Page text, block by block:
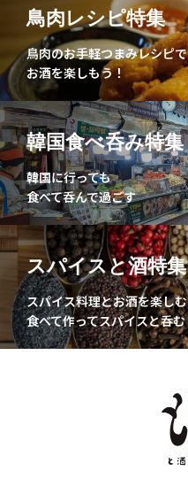
鳥肉レシピ特集
鳥肉のお手軽つまみレシピで
お酒を楽しもう！
韓国食べ呑み特集
韓国に行っても
食べて呑んで過ごす
スパイスと酒特集
スパイス料理とお酒を楽しむ
食べて作ってスパイスと呑む